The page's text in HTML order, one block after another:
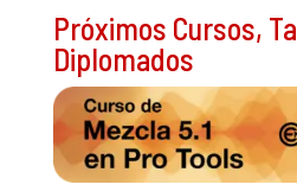
Próximos Cursos,
Diplomados